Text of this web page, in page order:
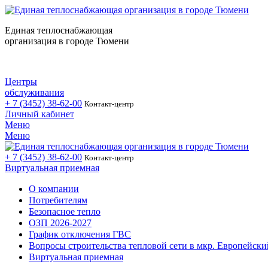
Единая теплоснабжающая
организация в городе Тюмени
Центры
обслуживания
+ 7 (3452) 38-62-00 Контакт-центр
Личный кабинет
Меню
Меню
+ 7 (3452) 38-62-00 Контакт-центр
Виртуальная приемная
О компании
Потребителям
Безопасное тепло
ОЗП 2026-2027
График отключения ГВС
Вопросы строительства тепловой сети в мкр.
Виртуальная приемная